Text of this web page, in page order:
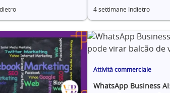
4 settimane Indietro
Attività commerciale
WhatsApp Business